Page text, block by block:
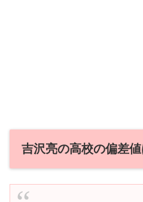
吉沢亮の高校の偏差